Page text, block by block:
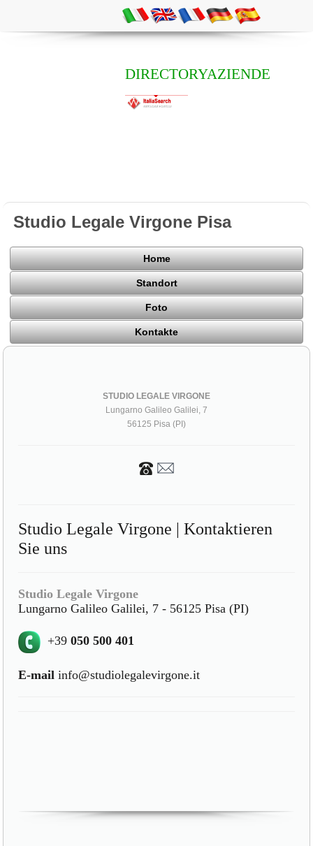
DIRECTORYAZIENDE
Studio Legale Virgone Pisa
Home
Standort
Foto
Kontakte
STUDIO LEGALE VIRGONE
Lungarno Galileo Galilei, 7
56125 Pisa (PI)
Studio Legale Virgone | Kontaktieren
Sie uns
Studio Legale Virgone
Lungarno Galileo Galilei, 7 - 56125 Pisa (PI)
+39050 500 401
E-mail info@studiolegalevirgone.it